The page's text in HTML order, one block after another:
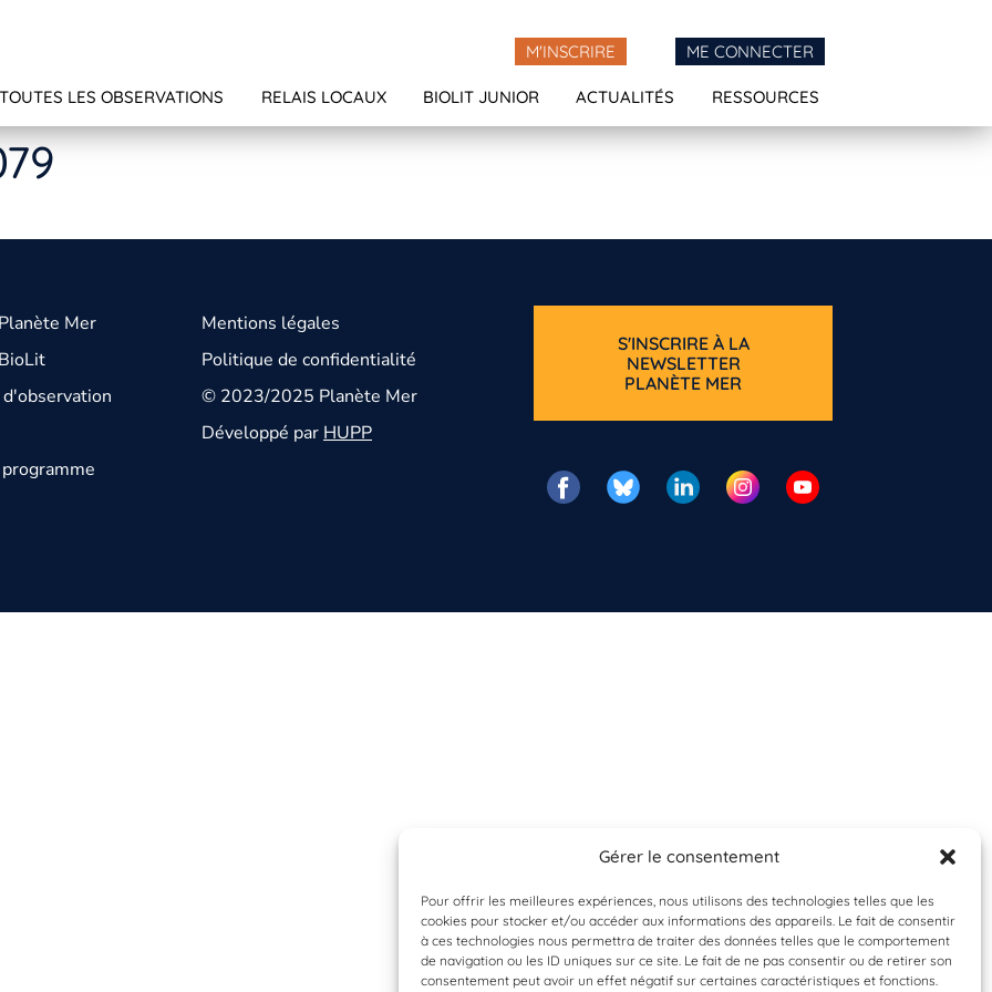
Gérer le consentement
Pour offrir les meilleures expériences, nous utilisons des technologies telles que les
cookies pour stocker et/ou accéder aux informations des appareils. Le fait de consentir
à ces technologies nous permettra de traiter des données telles que le comportement
de navigation ou les ID uniques sur ce site. Le fait de ne pas consentir ou de retirer son
consentement peut avoir un effet négatif sur certaines caractéristiques et fonctions.
M'INSCRIRE ME CONNECTER
TOUTES LES OBSERVATIONS RELAIS LOCAUX BIOLIT JUNIOR ACTUALITÉS RESSOURCES
Mer
Mentions légales
Politique de confidentialité
© 2023/2025 Planète Mer
Développé parHUPP
S'INSCRIRE À LA
NEWSLETTER
PLANÈTE MER